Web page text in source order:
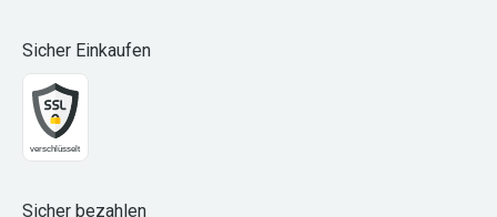
Sicher Einkaufen
Sicher bezahlen